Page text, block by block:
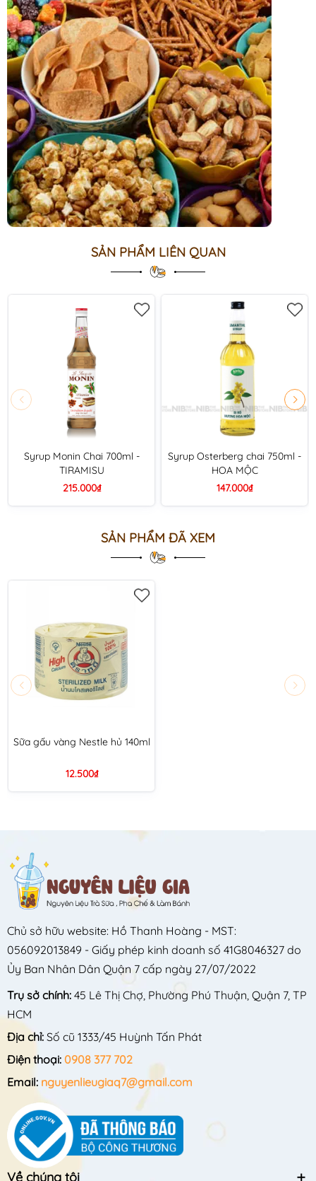
SẢN PHẨM LIÊN QUAN
Syrup Monin Chai 700ml -
TIRAMISU
215.000₫
Syrup Osterberg chai 750ml -
HOA MỘC
147.000₫
SẢN PHẨM ĐÃ XEM
Sữa gấu vàng Nestle hủ 140ml
12.500₫
Chủ sở hữu website: Hồ Thanh Hoàng - MST:
056092013849 - Giấy phép kinh doanh số 41G8046327 do
Ủy Ban Nhân Dân Quận 7 cấp ngày 27/07/2022
Trụ sở chính: 45 Lê Thị Chợ, Phường Phú Thuận, Quận 7, TP
HCM
Địa chỉ: Số cũ 1333/45 Huỳnh Tấn Phát
Điện thoại: 0908 377 702
Email: nguyenlieugiaq7@gmail.com
Về chúng tôi